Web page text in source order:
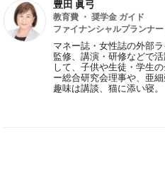
豊田 眞弓
教育費 ・ 奨学金 ガイド
ファイナンシャルプランナー
マネー誌・女性誌の外部
監修、講演・研修などで
して、子供や生徒・学生
ー総合研究会理事や、亜
趣味は講談、猫に添い寝。